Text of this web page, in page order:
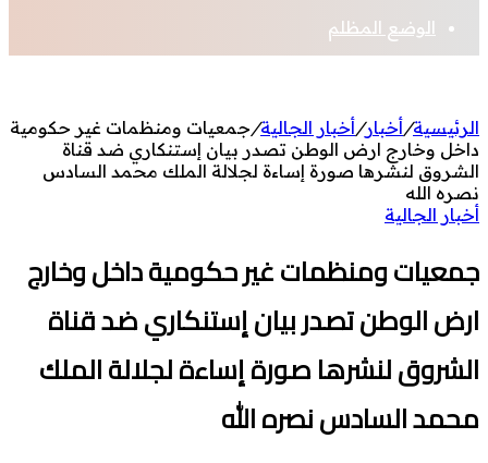
الوضع المظلم
الرئيسية/أخبار/أخبار الجالية/جمعيات ومنظمات غير حكومية
داخل وخارج ارض الوطن تصدر بيان إستنكاري ضد قناة
الشروق لنشرها صورة إساءة لجلالة الملك محمد السادس
نصره الله
أخبار الجالية
جمعيات ومنظمات غير حكومية داخل وخارج
ارض الوطن تصدر بيان إستنكاري ضد قناة
الشروق لنشرها صورة إساءة لجلالة الملك
محمد السادس نصره الله